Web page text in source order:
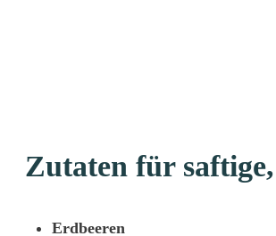
Zutaten für
Erdbeeren